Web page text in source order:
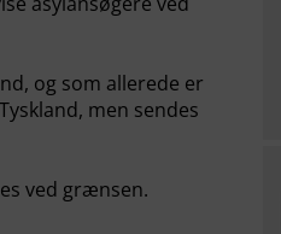
og som allerede er
men sendes
ved grænsen.